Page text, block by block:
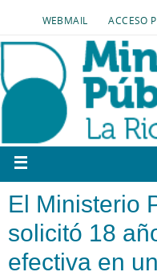
WEBMAIL ACCESO
El Ministerio
solicitó 18
efectiva en